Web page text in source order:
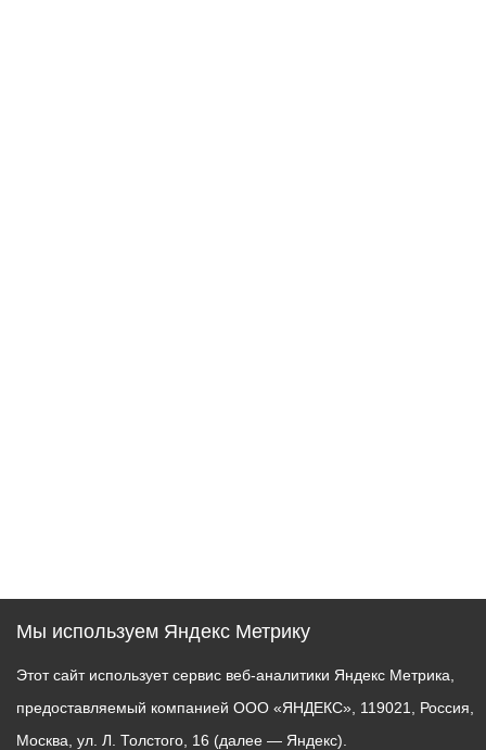
Мы используем Яндекс Метрику
Этот сайт использует сервис веб-аналитики Яндекс Метрика,
предоставляемый компанией ООО «ЯНДЕКС», 119021, Россия,
Москва, ул. Л. Толстого, 16 (далее — Яндекс).